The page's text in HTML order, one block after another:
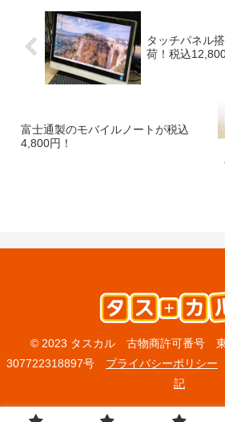
タッチパネル
荷！税込
富士通製のモバイルノートが税込
4,800円！
© 2023 タスカル 古物商許可番号
307722318897号 プライバシーポリシー
記